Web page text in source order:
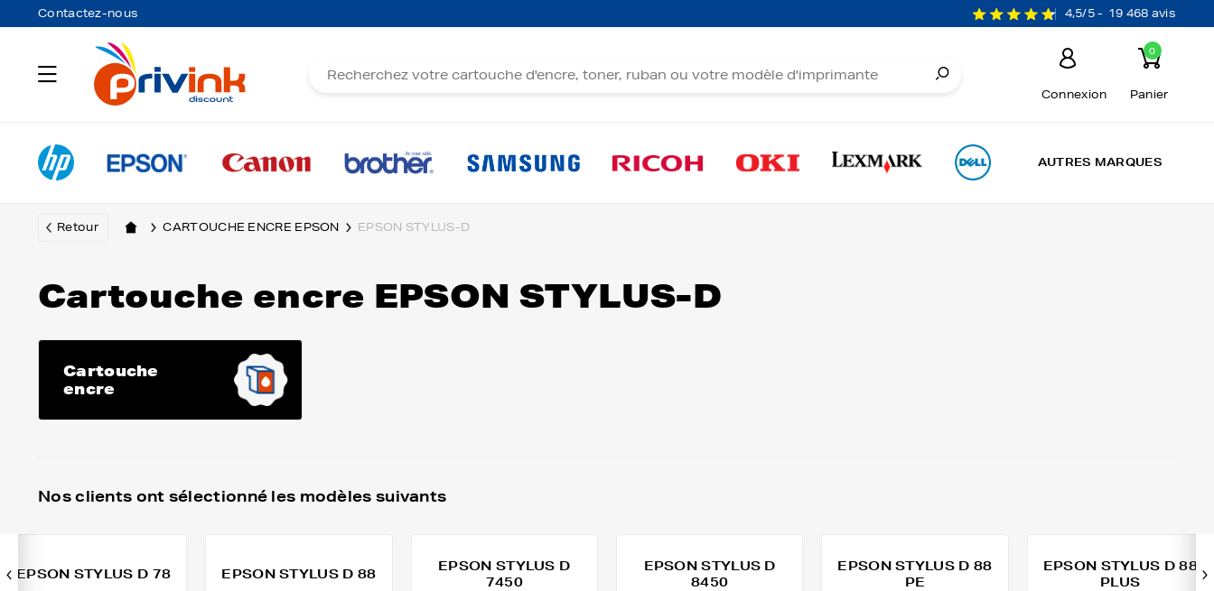
Contactez-nous 4,5/5 - 19 468 avis
Connexion
0
Panier
AUTRES MARQUES
Retour CARTOUCHE ENCRE EPSON EPSON STYLUS-D
Cartouche encre EPSON STYLUS-D
Cartouche
encre
Nos clients ont sélectionné les modèles suivants
EPSON STYLUS D 78 EPSON STYLUS D 88
EPSON STYLUS D
7450
EPSON STYLUS D
8450
EPSON STYLUS D 88
PE
EPSON STYLUS D 88
PLUS